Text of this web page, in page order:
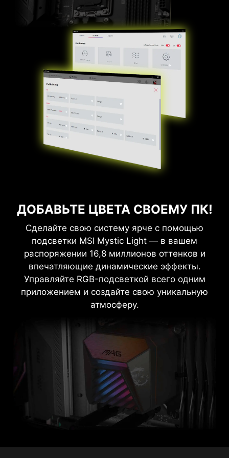
ДОБАВЬТЕ ЦВЕТА СВОЕМУ ПК!
Сделайте свою систему ярче с помощью
подсветки MSI Mystic Light — в вашем
распоряжении 16,8 миллионов оттенков и
впечатляющие динамические эффекты.
Управляйте RGB-подсветкой всего одним
приложением и создайте свою уникальную
атмосферу.